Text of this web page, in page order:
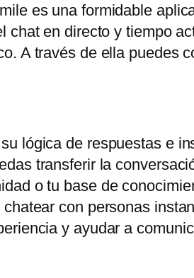
es una formidable
chat en directo y tiempo
A través de ella puedes
lógica de respuestas e
transferir la
o tu base de
con personas
y ayudar a